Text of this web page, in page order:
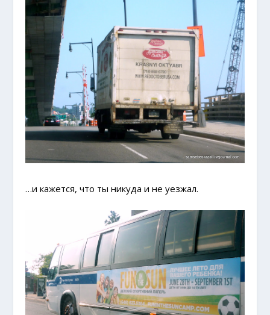
…и кажется, что ты никуда и не уезжал.